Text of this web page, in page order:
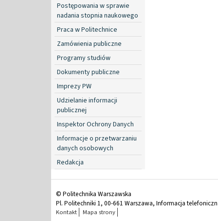
Postępowania w sprawie
nadania stopnia naukowego
Praca w Politechnice
Zamówienia publiczne
Programy studiów
Dokumenty publiczne
Imprezy PW
Udzielanie informacji
publicznej
Inspektor Ochrony Danych
Informacje o przetwarzaniu
danych osobowych
Redakcja
© Politechnika Warszawska
Pl. Politechniki 1, 00-661 Warszawa, Informacja
Kontakt Mapa strony